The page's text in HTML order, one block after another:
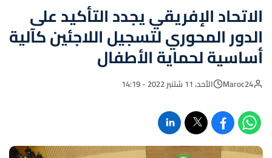
الاتحاد الإفريقي يجدد التأكيد على
الدور المحوري لتسجيل اللاجئين كآلية
أساسية لحماية الأطفال
Maroc24 الأحد، 11 شتنبر 2022 - 14:19